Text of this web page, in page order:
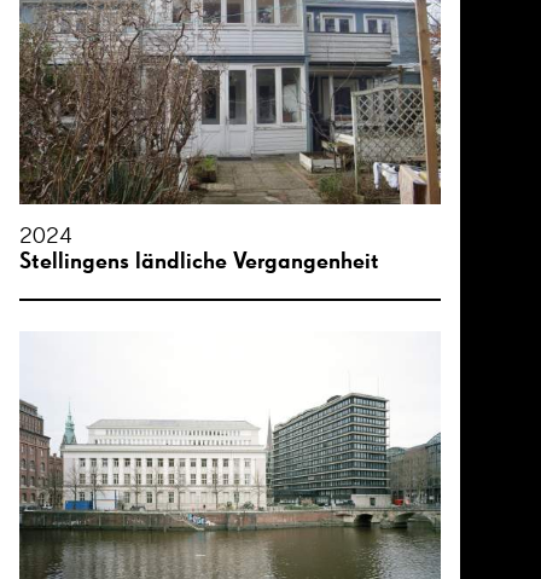
2024
Stellingens ländliche Vergangenheit